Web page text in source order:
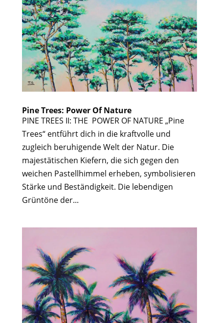
Pine Trees: Power Of Nature
PINE TREES II: THE POWER OF NATURE „Pine
Trees“ entführt dich in die kraftvolle und
zugleich beruhigende Welt der Natur. Die
majestätischen Kiefern, die sich gegen den
weichen Pastellhimmel erheben, symbolisieren
Stärke und Beständigkeit. Die lebendigen
Grüntöne der...